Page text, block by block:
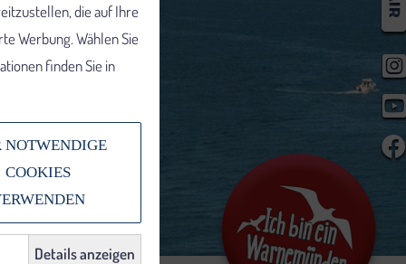
die auf Ihre
Werbung. Wählen Sie
finden Sie in
NOTWENDIGE
COOKIES
Details anzeigen